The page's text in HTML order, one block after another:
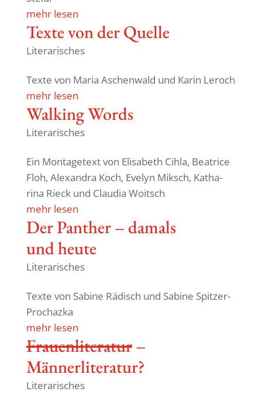
mehr lesen
Texte von der Quelle
Literarisches
Texte von Maria Aschen­wald und Karin Leroch
mehr lesen
Walking Words
Literarisches
Ein Monta­ge­text von Elisa­beth Cihla, Beatrice
Floh, Alex­andra Koch, Evelyn Miksch, Katha­
rina Rieck und Claudia Woitsch
mehr lesen
Der Panther – damals
und heute
Literarisches
Texte von Sabine Rädisch und Sabine Spitzer-
Prochazka
mehr lesen
Frau­en­li­te­ratur–
Männerliteratur?
Literarisches